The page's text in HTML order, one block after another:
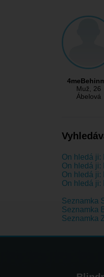
Muž, 26
Ábelová
On hledá ji:
On hledá ji:
On hledá ji:
On hledá ji:
Seznamka
Seznamka
Seznamka